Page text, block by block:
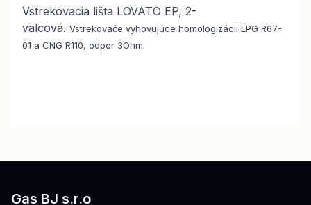
Vstrekovacia lišta LOVATO EP, 2-
valcová. Vstrekovače vyhovujúce homologizácii LPG R67-
01 a CNG R110, odpor 3Ohm.
Gas BJ s.r.o